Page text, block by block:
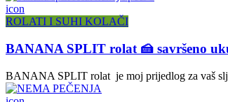
icon
ROLATI I SUHI KOLAČI
BANANA SPLIT rolat 🍰 savršeno
BANANA SPLIT rolat je moj prijedlog za vaš